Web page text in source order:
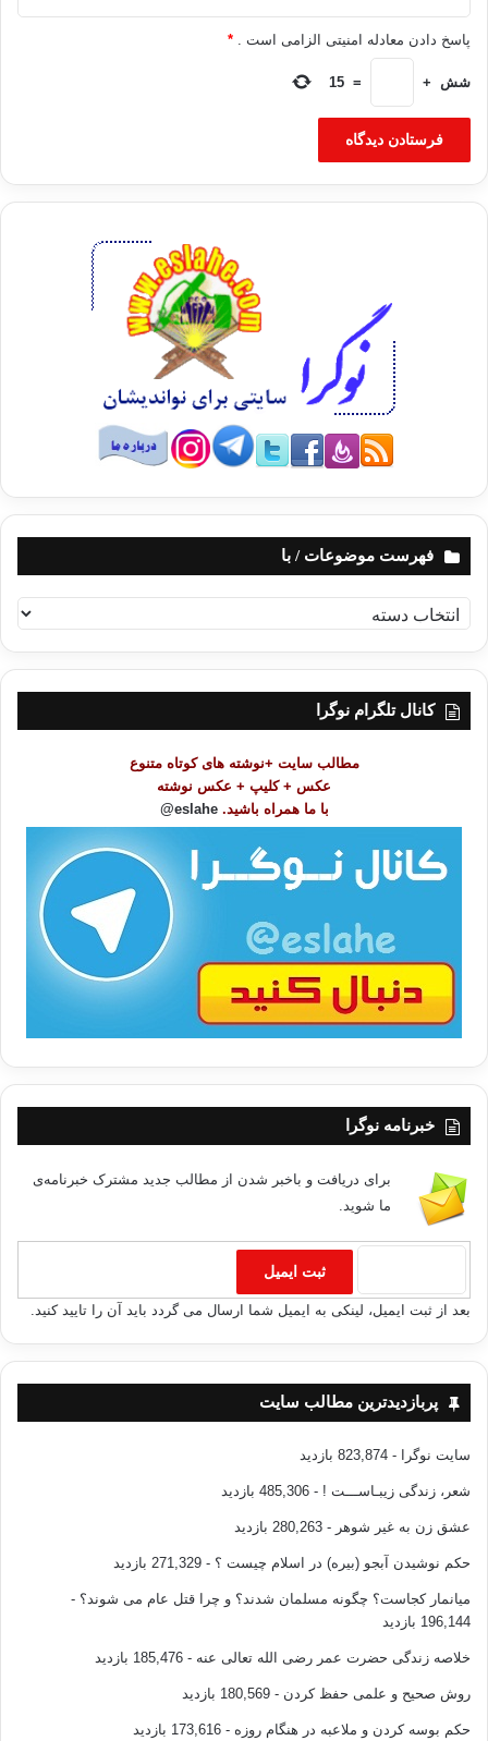
پاسخ دادن معادله امنیتی الزامی است . *
شش +
=
15
فهرست موضوعات / با
ه
ر
کانال تلگرام نوگرا
مطالب سایت +نوشته های کوتاه متنوع
عکس + کلیپ + عکس نوشته
با ما همراه باشید. eslahe@
خبرنامه نوگرا
برای دریافت و باخبر شدن از مطالب جدید مشترک خبرنامه‌ی
ما شوید.
بعد از ثبت ایمیل، لینکی به ایمیل شما ارسال می گردد باید آن را تایید کنید.
پربازدیدترین مطالب سایت
سایت نوگرا - 823,874 بازدید
شعر، زندگی زیبـاســـت ! - 485,306 بازدید
عشق زن به غیر شوهر - 280,263 بازدید
حکم نوشیدن آبجو (بیره) در اسلام چیست ؟ - 271,329 بازدید
میانمار کجاست؟ چگونه مسلمان شدند؟ و چرا قتل عام می شوند؟ -
196,144 بازدید
خلاصه زندگی حضرت عمر رضی الله تعالی عنه - 185,476 بازدید
روش صحیح و علمی حفظ کردن - 180,569 بازدید
حکم بوسه کردن و ملاعبه در هنگام روزه - 173,616 بازدید